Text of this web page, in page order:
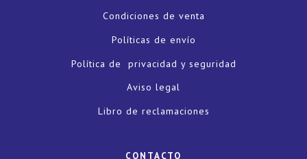
Condiciones de venta
Políticas de envío
Política de privacidad y seguridad
Aviso legal
Libro de reclamaciones
CONTACTO